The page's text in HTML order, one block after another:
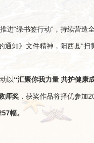
进“绿书签行动”，持续营造
通知》文件精神，阳西县“扫
以“汇聚你我力量 共护健康
师奖 ，获奖作品将择优参加
幅。